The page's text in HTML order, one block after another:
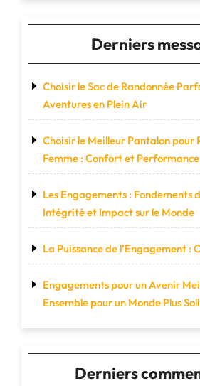
Derniers
Choisir le Sac de Randonnée
Aventures en Plein Air
Choisir le Meilleur Pantalon pour
Femme : Confort et
Les Engagements : Fondements
Intégrité et Impact sur le Monde
La Puissance de l’Engagement :
Engagements pour un Avenir
Ensemble pour un Monde Plus
Derniers